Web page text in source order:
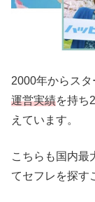
2000年からスタ
運営実績を持ち
えています。
こちらも国内最
てセフレを探す